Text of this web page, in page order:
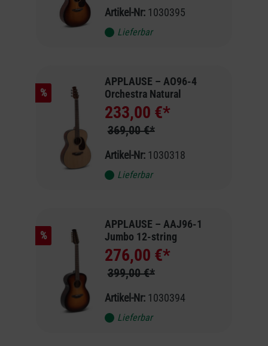
Artikel-Nr: 1030395
Lieferbar
%
APPLAUSE – AO96-4
Orchestra Natural
233,00 €*
369,00 €*
Artikel-Nr: 1030318
Lieferbar
%
APPLAUSE – AAJ96-1
Jumbo 12-string
276,00 €*
399,00 €*
Artikel-Nr: 1030394
Lieferbar